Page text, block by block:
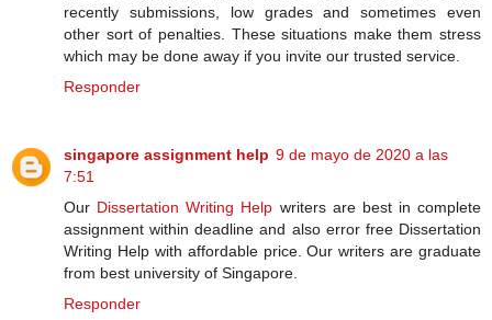
recently submissions, low grades and sometimes even
other sort of penalties. These situations make them stress
which may be done away if you invite our trusted service.
Responder
singapore assignment help 9 de mayo de 2020 a las
7:51
Our Dissertation Writing Help writers are best in complete
assignment within deadline and also error free Dissertation
Writing Help with affordable price. Our writers are graduate
from best university of Singapore.
Responder